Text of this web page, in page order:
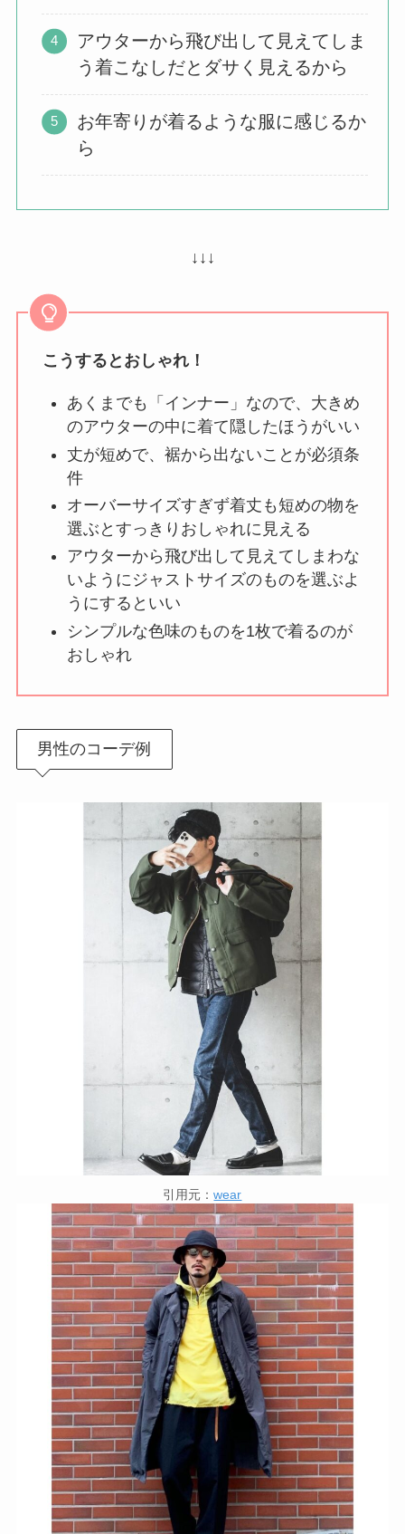
アウターから飛び出して見えてしま
う着こなしだとダサく見えるから
お年寄りが着るような服に感じるか
ら
↓↓↓
こうするとおしゃれ！
あくまでも「インナー」なので、大きめ
のアウターの中に着て隠したほうがいい
丈が短めで、裾から出ないことが必須条
件
オーバーサイズすぎず着丈も短めの物を
選ぶとすっきりおしゃれに見える
アウターから飛び出して見えてしまわな
いようにジャストサイズのものを選ぶよ
うにするといい
シンプルな色味のものを1枚で着るのが
おしゃれ
男性のコーデ例
引用元：wear